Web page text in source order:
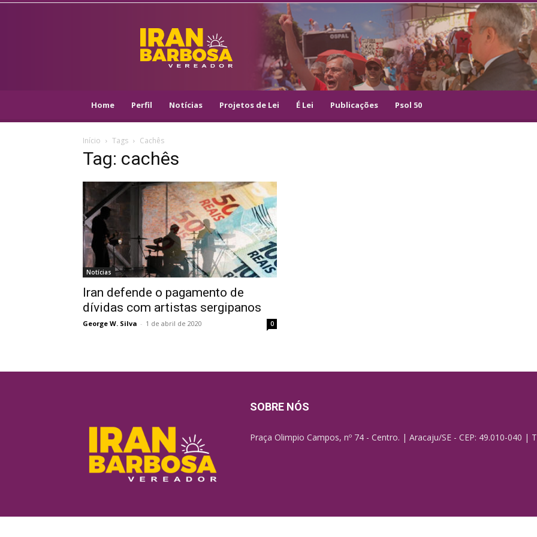
IRAN
BARBOSA
–
VEREADOR
–
Home Perfil Notícias Projetos de Lei É Lei Publicações Psol 50
Início Tags Cachês
Tag: cachês
Notícias
Iran defende o pagamento de
dívidas com artistas sergipanos
George W. Silva - 1 de abril de 2020 0
SOBRE NÓS
Praça Olimpio Campos, nº 74 - Centro. | Aracaju/SE - CEP: 49.010-040 |